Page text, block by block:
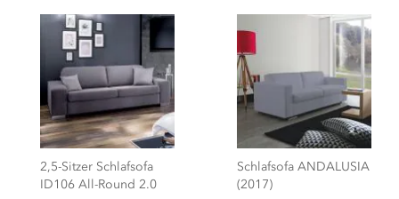
2,5-Sitzer Schlafsofa
ID106 All-Round 2.0
Schlafsofa ANDALUSIA
(2017)